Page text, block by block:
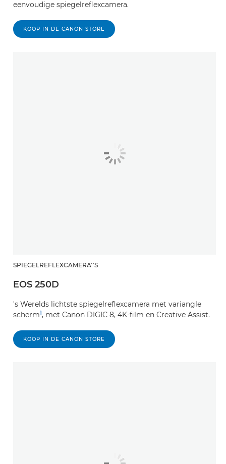
eenvoudige spiegelreflexcamera.
KOOP IN DE CANON STORE
SPIEGELREFLEXCAMERA''S
EOS 250D
's Werelds lichtste spiegelreflexcamera met variangle
scherm1, met Canon DIGIC 8, 4K-film en Creative Assist.
KOOP IN DE CANON STORE